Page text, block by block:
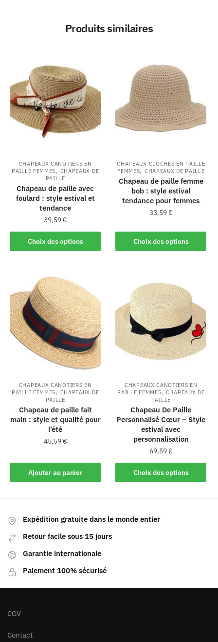
Produits similaires
CHAPEAUX CANOTIERS EN
PAILLE FEMMES, CHAPEAUX DE
PAILLE
Chapeau de paille avec
foulard : style estival et
tendance
39,59€
Choix des options
CHAPEAUX CLOCHES EN PAILLE
FEMMES, CHAPEAUX DE PAILLE
Chapeau de paille femme
bob : style estival
tendance pour femmes
33,59€
Choix des options
CHAPEAUX CANOTIERS EN
PAILLE FEMMES, CHAPEAUX DE
PAILLE
Chapeau de paille fait
main : style et qualité pour
l’été
45,59€
Ajouter au panier
CHAPEAUX CANOTIERS EN
PAILLE FEMMES, CHAPEAUX DE
PAILLE
Chapeau De Paille
Personnalisé Cœur – Style
estival avec
personnalisation
69,59€
Choix des options
Expédition gratuite dans le monde entier
Retour facile sous 15 jours
Garantie internationale
Paiement 100% sécurisé
CGV
Contact